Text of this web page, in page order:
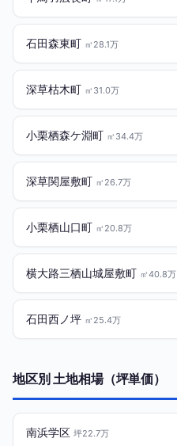
石田森東町 ㎡28.1万
深草枯木町 ㎡31.0万
小栗栖森ケ淵町 ㎡34.4万
深草関屋敷町 ㎡26.7万
小栗栖山口町 ㎡20.8万
横大路三栖山城屋敷町 ㎡40.8万
石田西ノ坪 ㎡25.4万
地区別 土地相場（坪単価）
南浜学区 坪22.7万